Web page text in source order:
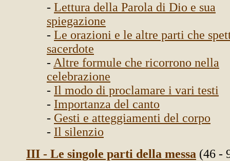
- Lettura della Parola di Dio e sua
spiegazione
- Le orazioni e le altre parti che
sacerdote
- Altre formule che ricorrono nella
celebrazione
- Il modo di proclamare i vari testi
- Importanza del canto
- Gesti e atteggiamenti del corpo
- Il silenzio
III - Le singole parti della messa (46 -